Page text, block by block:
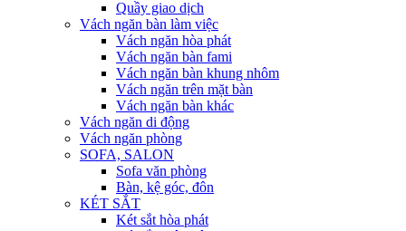
Quầy giao dịch
Vách ngăn bàn làm việc
Vách ngăn hòa phát
Vách ngăn bàn fami
Vách ngăn bàn khung nhôm
Vách ngăn trên mặt bàn
Vách ngăn bàn khác
Vách ngăn di động
Vách ngăn phòng
SOFA, SALON
Sofa văn phòng
Bàn, kệ góc, đôn
KÉT SẮT
Két sắt hòa phát